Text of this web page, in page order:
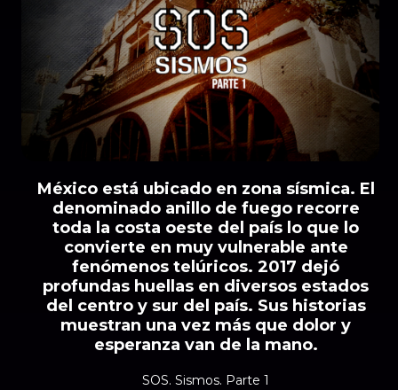
México está ubicado en zona sísmica. El
denominado anillo de fuego recorre
toda la costa oeste del país lo que lo
convierte en muy vulnerable ante
fenómenos telúricos. 2017 dejó
profundas huellas en diversos estados
del centro y sur del país. Sus historias
muestran una vez más que dolor y
esperanza van de la mano.
SOS. Sismos. Parte 1